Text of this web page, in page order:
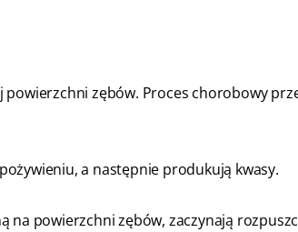
zębów. Proces chorobowy
a następnie produkują kwasy.
na powierzchni zębów, zaczynają